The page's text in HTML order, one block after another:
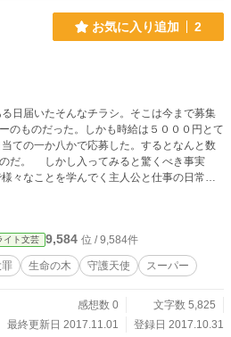
お気に入り追加 2
届いたそんなチラシ。そこは今まで募集
のものだった。しかも時給は５０００円とて
ての一か八かで応募した。するとなんと数
だ。 しかし入ってみると驚くべき事実
々なことを学んでく主人公と仕事の日常ギ
イト文芸 9,584 位 / 9,584件
生命の木 守護天使 スーパー
感想数 0
文字数 5,825
最終更新日 2017.11.01
登録日 2017.10.31